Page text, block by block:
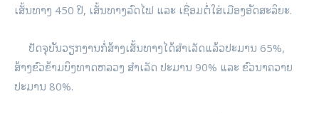
ເສັ້ນທາງ 450 ປີ, ​ເສັ້ນທາງ​ລົດ​ໄຟ ​ແລະ ​ເຊື່ອມ​ຕໍ່​ໃສ່​ເມືອງ​ອັດ​ສະ​ລິ​ຍະ.
ປັດຈຸບັນ​ວຽກງານ​ກໍ່ສ້າງ​ເສັ້ນທາງ​ໄດ້​ສຳ​ເລັດ​​ແລ້ວປະມານ 65%,
ສ້າງ​ຂົວ​ຂ້າມ​ບຶງ​ທາດຫລວງ ສຳ​ເລັດ ປະມານ 90% ​ແລະ ຂົວ​ນາ​ຄວາຍ
ປະມານ 80%.